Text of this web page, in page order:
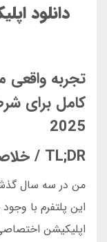
دانلود
تجربه
کامل برای
2025
TL;DR / خلاصه سریع
من در سه سال
این پلتفرم با
اپلیکیشن